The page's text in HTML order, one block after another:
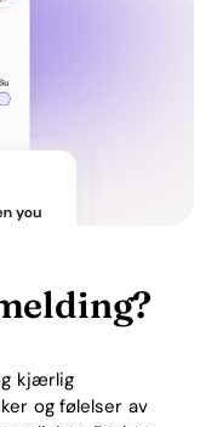
kjærlig
og følelser av